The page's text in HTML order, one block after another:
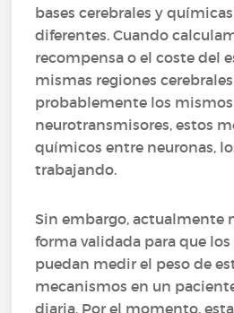
bases cerebrales y
diferentes. Cuando
recompensa o el coste del
mismas regiones
probablemente los mismos
neurotransmisores, estos
químicos entre neuronas,
trabajando.
Sin embargo, actualmente
forma validada para que
puedan medir el peso de
mecanismos en un
diaria. Por el momento,